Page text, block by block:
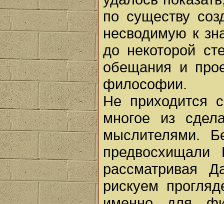
по существу
несводимую к
до некоторой
обещания и
философии.
Не приходится
многое из
мыслителями.
рассматривая
рискуем